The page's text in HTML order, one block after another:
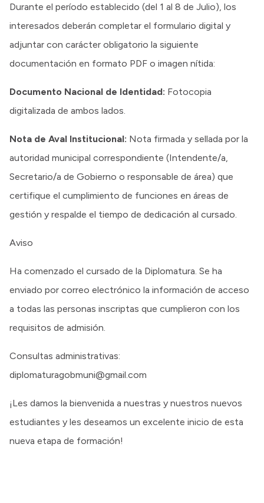
Durante el período establecido (del 1 al 8 de Julio), los
interesados deberán completar el formulario digital y
adjuntar con carácter obligatorio la siguiente
documentación en formato PDF o imagen nítida:
Documento Nacional de Identidad: Fotocopia
digitalizada de ambos lados.
Nota de Aval Institucional: Nota firmada y sellada por la
autoridad municipal correspondiente (Intendente/a,
Secretario/a de Gobierno o responsable de área) que
certifique el cumplimiento de funciones en áreas de
gestión y respalde el tiempo de dedicación al cursado.
Aviso
Ha comenzado el cursado de la Diplomatura. Se ha
enviado por correo electrónico la información de acceso
a todas las personas inscriptas que cumplieron con los
requisitos de admisión.
Consultas administrativas:
diplomaturagobmuni@gmail.com
¡Les damos la bienvenida a nuestras y nuestros nuevos
estudiantes y les deseamos un excelente inicio de esta
nueva etapa de formación!